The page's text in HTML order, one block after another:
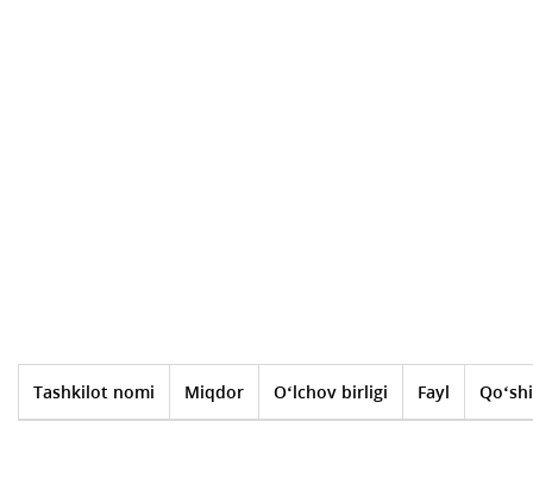
Tashkilot nomi Miqdor O‘lchov birligi Fayl